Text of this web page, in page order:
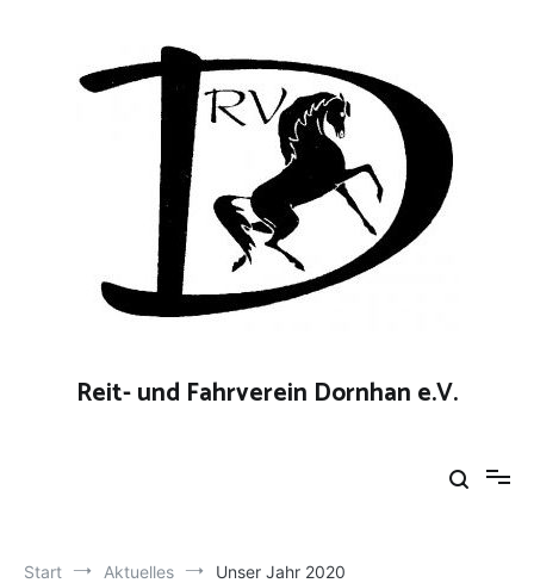
Reit- und Fahrverein Dornhan e.V.
Start Aktuelles Unser Jahr 2020